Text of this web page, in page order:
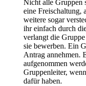
Nicht alle Gruppen
eine Freischaltung,
weitere sogar
ihr einfach durch
verlangt die
sie bewerben. Ein
Antrag annehmen.
aufgenommen
Gruppenleiter,
dafür haben.